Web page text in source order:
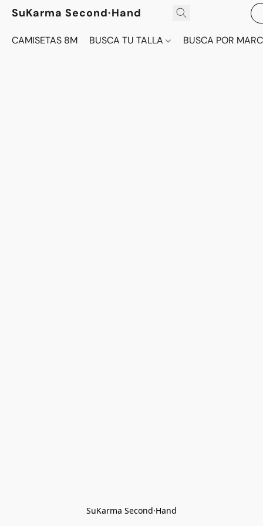
SuKarma Second·Hand
CAMISETAS 8M BUSCA TU TALLA BUSCA POR
SuKarma Second·Hand